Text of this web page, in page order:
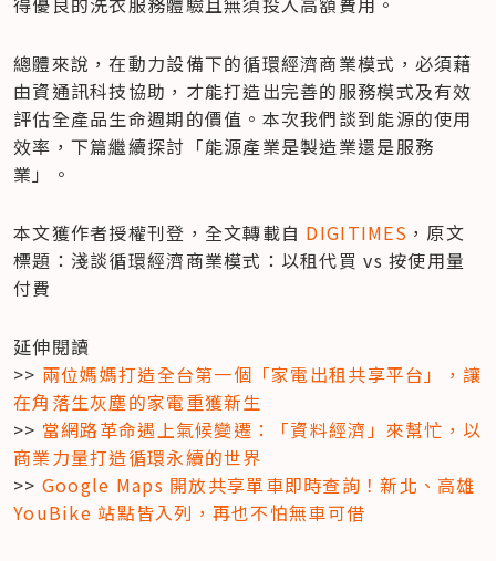
總體來說，在動力設備下的循環經濟商業模式，必須藉
由資通訊科技協助，才能打造出完善的服務模式及有效
評估全產品生命週期的價值。本次我們談到能源的使用
效率，下篇繼續探討「能源產業是製造業還是服務
業」。
本文獲作者授權刊登，全文轉載自 DIGITIMES ，原文
標題：淺談循環經濟商業模式：以租代買 vs 按使用量
付費
延伸閱讀
>> 兩位媽媽打造全台第一個「家電出租共享平台」，讓
在角落生灰塵的家電重獲新生
>> 當網路革命遇上氣候變遷：「資料經濟」來幫忙，以
商業力量打造循環永續的世界
>> Google Maps 開放共享單車即時查詢！新北、高雄
YouBike 站點皆入列，再也不怕無車可借